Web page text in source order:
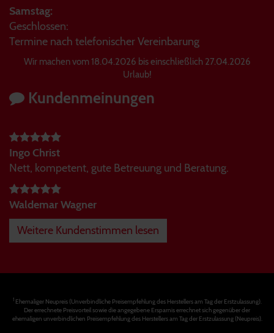
Samstag:
Geschlossen:
Termine nach telefonischer Vereinbarung
Wir machen vom 18.04.2026 bis einschließlich 27.04.2026
Urlaub!
Kundenmeinungen
Ingo Christ
Nett, kompetent, gute Betreuung und Beratung.
Waldemar Wagner
Weitere Kundenstimmen lesen
1Ehemaliger Neupreis (Unverbindliche Preisempfehlung des Herstellers am Tag der Erstzulassung).
Der errechnete Preisvorteil sowie die angegebene Ersparnis errechnet sich gegenüber der
ehemaligen unverbindlichen Preisempfehlung des Herstellers am Tag der Erstzulassung (Neupreis).